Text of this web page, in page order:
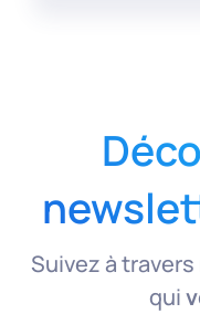
Suivez à
qui